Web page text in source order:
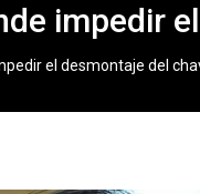
impedir
el desmontaje del